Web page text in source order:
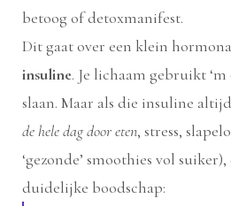
betoog of detoxmanifest.
Dit gaat over een klein
insuline. Je lichaam gebruikt
slaan. Maar als die insuline
de hele dag door eten, stress,
‘gezonde’ smoothies vol
duidelijke boodschap: